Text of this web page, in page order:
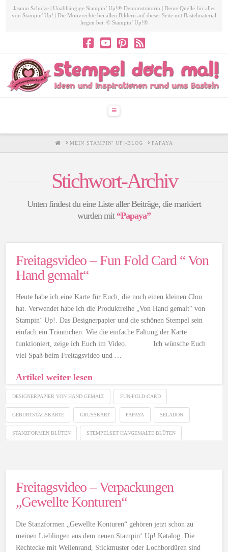
Jasmin Schulze | Unabhängige Stampin’ Up!®-Demonstratorin | Deine Quelle für alles
von Stampin' Up! | Die Motivrechte bei allen Bildern auf dieser Seite mit Bastelmaterial
liegen bei: © Stampin’ Up!®
Navigation
HOMEMEIN STAMPIN' UP!-BLOG PAPAYA
Stichwort-Archiv
Unten findest du eine Liste aller Beiträge, die markiert
wurden mit “Papaya”
Freitagsvideo – Fun Fold Card “ Von
Hand gemalt“
Heute habe ich eine Karte für Euch, die noch einen kleinen Clou
hat. Verwendet habe ich die Produktreihe „Von Hand gemalt“ von
Stampin‘ Up!. Das Designerpapier und die schönen Stempel sein
einfach ein Träumchen. Wie die einfache Faltung der Karte
funktioniert, zeige ich Euch im Video. Ich wünsche Euch
viel Spaß beim Freitagsvideo und …
Artikel weiter lesen
DESIGNERPAPIER VON HAND GEMALT FUN-FOLD-CARD
GEBURTSTAGSKARTE GRUSSKART PAPAYA SELADON
STANZFORMEN BLÜTEN STEMPELSET HANGEMALTE BLÜTEN
Freitagsvideo – Verpackungen
„Gewellte Konturen“
Die Stanzformen „Gewellte Konturen“ gehören jetzt schon zu
meinen Lieblingen aus dem neuen Stampin‘ Up! Katalog. Die
Rechtecke mit Wellenrand, Stickmuster oder Lochbordüren sind